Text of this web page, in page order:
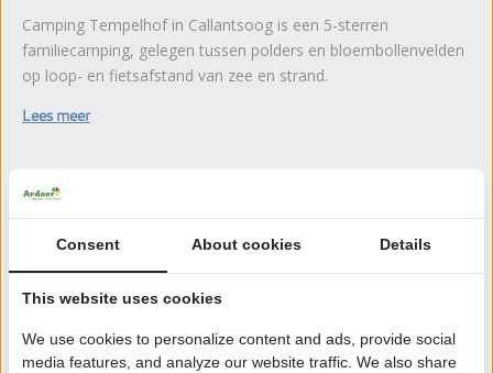
Camping Tempelhof in Callantsoog is een 5-sterren
familiecamping, gelegen tussen polders en bloembollenvelden
op loop- en fietsafstand van zee en strand.
Lees meer
Na het boeken heb je nog 24 uur bedenktijd om
kosteloos te wijzigen of te annuleren.
Consent About cookies Details
This website uses cookies
We use cookies to personalize content and ads, provide social
media features, and analyze our website traffic. We also share